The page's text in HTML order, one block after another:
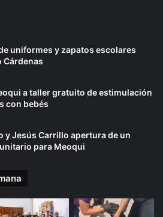
uniformes y zapatos escolares
Cárdenas
a taller gratuito de estimulación
con bebés
y Jesús Carrillo apertura de un
para Meoqui